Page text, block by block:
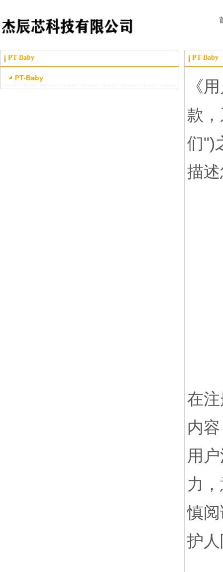
PT-Baby
PT-Baby
PT-Baby
《
款
们")
描
在
内
用
力
慎
护